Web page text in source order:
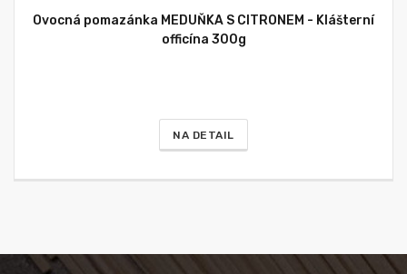
Ovocná pomazánka MEDUŇKA S CITRONEM - Klášterní
officína 300g
NA DETAIL